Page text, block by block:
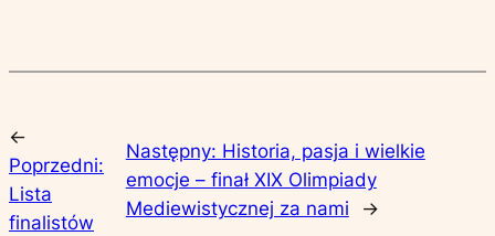
←
Poprzedni:
Lista
finalistów
Następny: Historia, pasja i wielkie
emocje – finał XIX Olimpiady
Mediewistycznej za nami
→